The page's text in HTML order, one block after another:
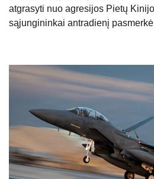
atgrasyti nuo agresijos Pietų
sąjungininkai antradienį